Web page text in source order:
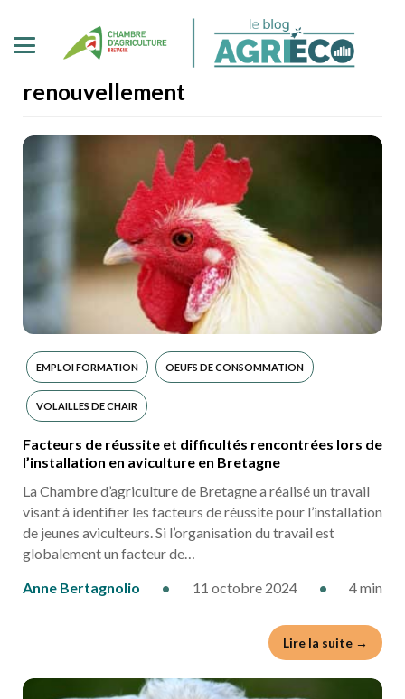
renouvellement
EMPLOI FORMATION OEUFS DE CONSOMMATION
VOLAILLES DE CHAIR
Facteurs de réussite et difficultés rencontrées lors de
l’installation en aviculture en Bretagne
La Chambre d’agriculture de Bretagne a réalisé un travail
visant à identifier les facteurs de réussite pour l’installation
de jeunes aviculteurs. Si l’organisation du travail est
globalement un facteur de…
Anne Bertagnolio
• 11 octobre 2024 • 4 min
Lire la suite →